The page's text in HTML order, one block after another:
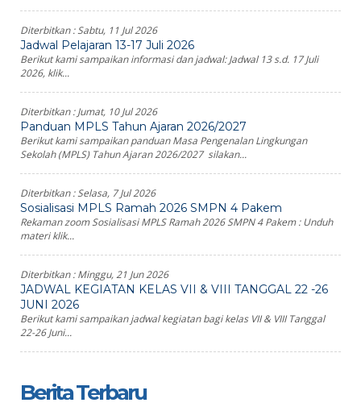
Diterbitkan :Sabtu, 11 Jul 2026
Jadwal Pelajaran 13-17 Juli 2026
Berikut kami sampaikan informasi dan jadwal: Jadwal 13 s.d. 17 Juli
2026, klik...
Diterbitkan :Jumat, 10 Jul 2026
Panduan MPLS Tahun Ajaran 2026/2027
Berikut kami sampaikan panduan Masa Pengenalan Lingkungan
Sekolah (MPLS) Tahun Ajaran 2026/2027 silakan...
Diterbitkan :Selasa, 7 Jul 2026
Sosialisasi MPLS Ramah 2026 SMPN 4 Pakem
Rekaman zoom Sosialisasi MPLS Ramah 2026 SMPN 4 Pakem : Unduh
materi klik...
Diterbitkan :Minggu, 21 Jun 2026
JADWAL KEGIATAN KELAS VII & VIII TANGGAL 22 -26
JUNI 2026
Berikut kami sampaikan jadwal kegiatan bagi kelas VII & VIII Tanggal
22-26 Juni...
Berita Terbaru